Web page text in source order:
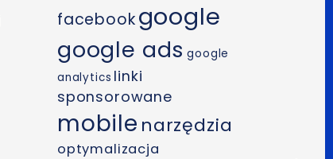
facebookgoogle
google ads google
analytics linki
sponsorowane
mobile narzędzia
optymalizacja